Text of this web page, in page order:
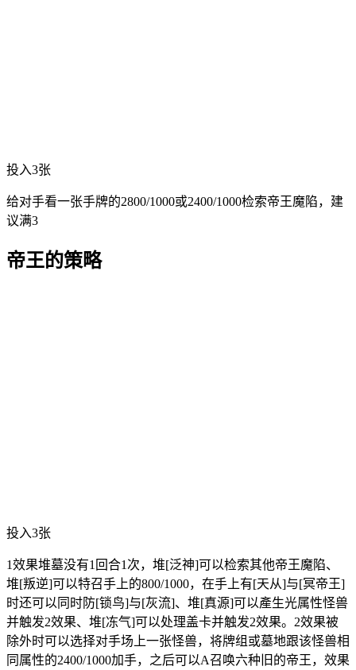
投入3张
给对手看一张手牌的2800/1000或2400/1000检索帝王魔陷，建
议满3
帝王的策略
投入3张
1效果堆墓没有1回合1次，堆[泛神]可以检索其他帝王魔陷、
堆[叛逆]可以特召手上的800/1000，在手上有[天从]与[冥帝王]
时还可以同时防[锁鸟]与[灰流]、堆[真源]可以產生光属性怪兽
并触发2效果、堆[冻气]可以处理盖卡并触发2效果。2效果被
除外时可以选择对手场上一张怪兽，将牌组或墓地跟该怪兽相
同属性的2400/1000加手，之后可以A召唤六种旧的帝王，效果